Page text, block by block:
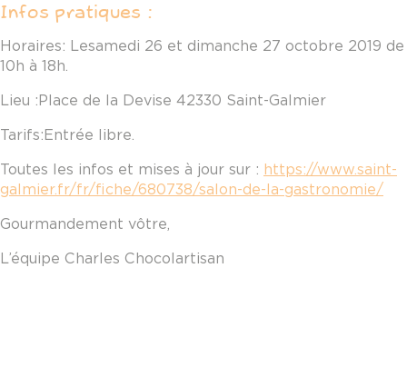
Infos pratiques :
Horaires: Lesamedi 26 et dimanche 27 octobre 2019 de
10h à 18h.
Lieu : Place de la Devise 42330 Saint-Galmier
Tarifs: Entrée libre.
Toutes les infos et mises à jour sur : https://www.saint-
galmier.fr/fr/fiche/680738/salon-de-la-gastronomie/
Gourmandement vôtre,
L’équipe Charles Chocolartisan